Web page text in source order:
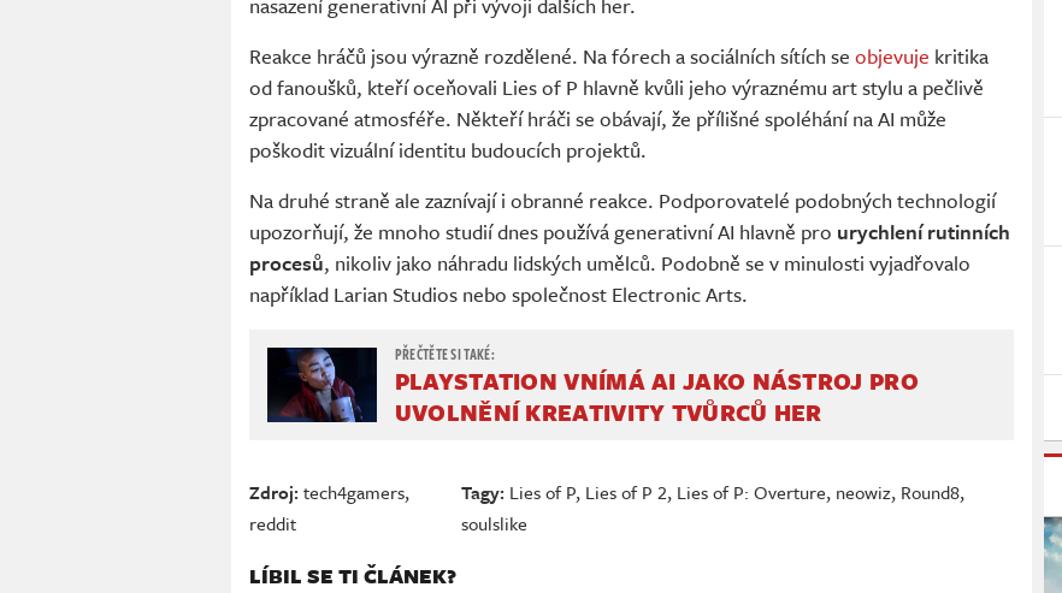
Reakce hráčů jsou výrazně rozdělené. Na fórech a sociálních sítích se objevuje kritika
od fanoušků, kteří oceňovali Lies of P hlavně kvůli jeho výraznému art stylu a pečlivě
zpracované atmosféře. Někteří hráči se obávají, že přílišné spoléhání na AI může
poškodit vizuální identitu budoucích projektů.
Na druhé straně ale zaznívají i obranné reakce. Podporovatelé podobných technologií
upozorňují, že mnoho studií dnes používá generativní AI hlavně pro urychlení rutinních
procesů, nikoliv jako náhradu lidských umělců. Podobně se v minulosti vyjadřovalo
například Larian Studios nebo společnost Electronic Arts.
PLAYSTATION VNÍMÁ AI JAKO NÁSTROJ PRO
UVOLNĚNÍ KREATIVITY TVŮRCŮ HER
Zdroj:tech4gamers,
reddit
Tagy: Lies of P, Lies of P 2, Lies of P: Overture, neowiz, Round8,
soulslike
LÍBIL SE TI ČLÁNEK?